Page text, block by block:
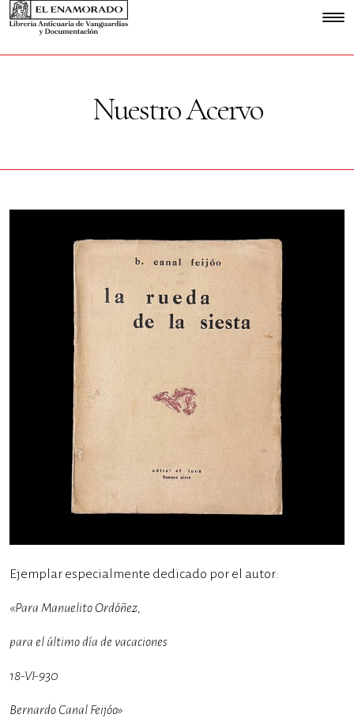
Nuestro Acervo
Ejemplar especialmente dedicado por el autor:
«Para Manuelito Ordóñez,
para el último día de vacaciones
18-VI-930
Bernardo Canal Feijóo»